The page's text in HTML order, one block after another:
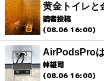
黄金トイレと
読者投稿
(08.06 16:00)
AirPodsPro
林雄司
(08.06 16:00)